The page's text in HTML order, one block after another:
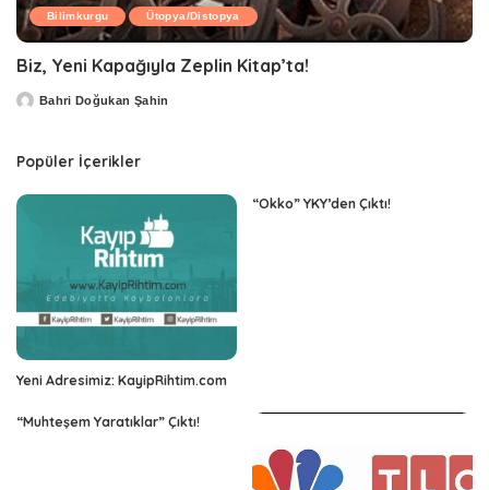
Bilimkurgu Ütopya/Distopya
Biz, Yeni Kapağıyla Zeplin Kitap’ta!
PostedBahri Doğukan Şahin
Popüler İçerikler
Yeni Adresimiz: KayipRihtim.com
“Okko” YKY’den Çıktı!
“Muhteşem Yaratıklar” Çıktı!